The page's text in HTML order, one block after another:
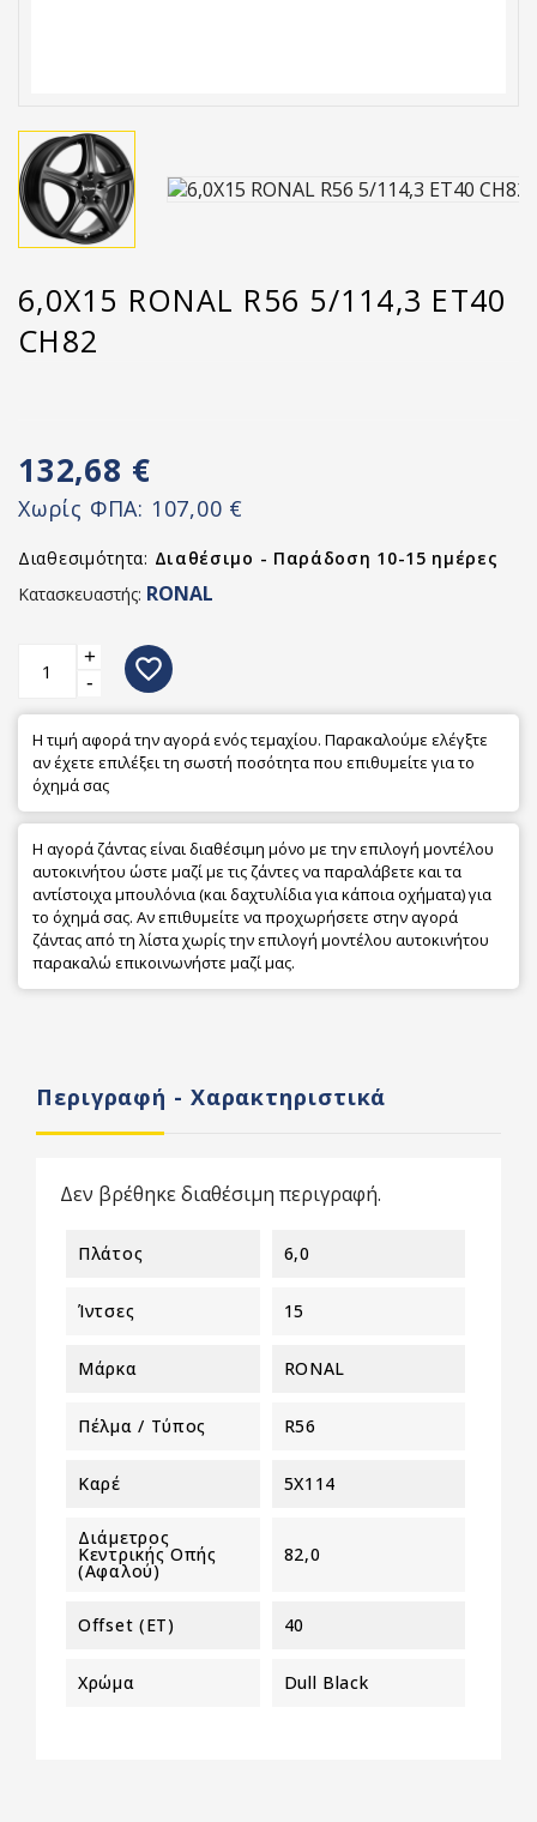
6,0X15 RONAL R56 5/114,3 ET40
CH82
132,68 €
Χωρίς ΦΠΑ: 107,00 €
Διαθεσιμότητα: Διαθέσιμο - Παράδοση 10-15 ημέρες
Κατασκευαστής: RONAL
+
-
favorite_border
Η τιμή αφορά την αγορά ενός τεμαχίου. Παρακαλούμε ελέγξτε
αν έχετε επιλέξει τη σωστή ποσότητα που επιθυμείτε για το
όχημά σας
Η αγορά ζάντας είναι διαθέσιμη μόνο με την επιλογή μοντέλου
αυτοκινήτου ώστε μαζί με τις ζάντες να παραλάβετε και τα
αντίστοιχα μπουλόνια (και δαχτυλίδια για κάποια οχήματα) για
το όχημά σας. Αν επιθυμείτε να προχωρήσετε στην αγορά
ζάντας από τη λίστα χωρίς την επιλογή μοντέλου αυτοκινήτου
παρακαλώ επικοινωνήστε μαζί μας.
Περιγραφή - Χαρακτηριστικά
Δεν βρέθηκε διαθέσιμη περιγραφή.
Πλάτος 6,0
Ίντσες 15
Μάρκα RONAL
Πέλμα / Τύπος R56
Καρέ 5X114
Διάμετρος
Κεντρικής Οπής
(αφαλού)
82,0
Offset (ET) 40
Χρώμα Dull Black